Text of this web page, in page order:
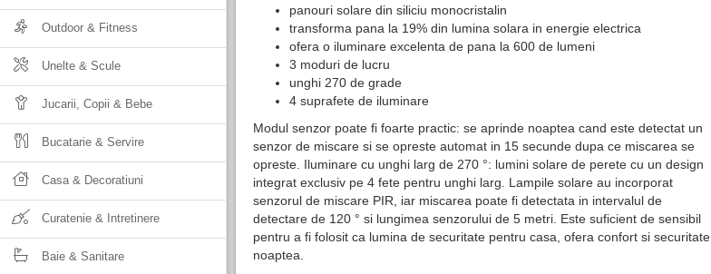
Outdoor & Fitness
Unelte & Scule
Jucarii, Copii & Bebe
Bucatarie & Servire
Casa & Decoratiuni
Curatenie & Intretinere
Baie & Sanitare
panouri solare din siliciu monocristalin
transforma pana la 19% din lumina solara in energie electrica
ofera o iluminare excelenta de pana la 600 de lumeni
3 moduri de lucru
unghi 270 de grade
4 suprafete de iluminare
Modul senzor poate fi foarte practic: se aprinde noaptea cand este detectat un
senzor de miscare si se opreste automat in 15 secunde dupa ce miscarea se
opreste. Iluminare cu unghi larg de 270 °: lumini solare de perete cu un design
integrat exclusiv pe 4 fete pentru unghi larg. Lampile solare au incorporat
senzorul de miscare PIR, iar miscarea poate fi detectata in intervalul de
detectare de 120 ° si lungimea senzorului de 5 metri. Este suficient de sensibil
pentru a fi folosit ca lumina de securitate pentru casa, ofera confort si securitate
noaptea.